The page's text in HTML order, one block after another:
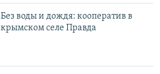
Без воды и дождя: кооператив в
крымском селе Правда